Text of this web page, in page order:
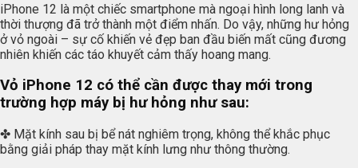
iPhone 12 là một chiếc smartphone mà ngoại hình long lanh và
thời thượng đã trở thành một điểm nhấn. Do vậy, những hư hỏng
ở vỏ ngoài – sự cố khiến vẻ đẹp ban đầu biến mất cũng đương
nhiên khiến các táo khuyết cảm thấy hoang mang.
Vỏ iPhone 12 có thể cần được thay mới trong
trường hợp máy bị hư hỏng như sau:
✤ Mặt kính sau bị bể nát nghiêm trọng, không thể khắc phục
bằng giải pháp thay mặt kính lưng như thông thường.